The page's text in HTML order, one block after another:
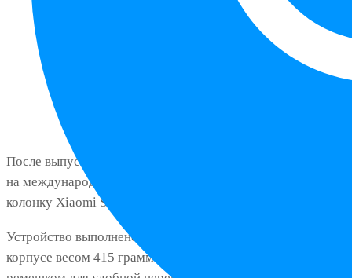
После выпуска наушников и смартфонов, Xiaomi вывела
на международный рынок портативную Bluetooth-
колонку Xiaomi Sound Play.
Устройство выполнено в компактном цилиндрическом
корпусе весом 415 грамм и снабжено резиновым